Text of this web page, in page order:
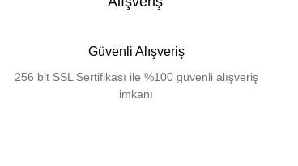
Güvenli Alışveriş
256 bit SSL Sertifikası ile %100 güvenli alışveriş
imkanı